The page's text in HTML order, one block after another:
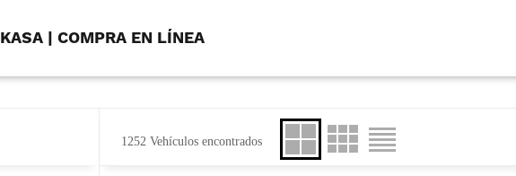
KASA | COMPRA EN LÍNEA
1252 Vehículos encontrados